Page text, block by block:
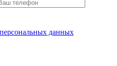
данных